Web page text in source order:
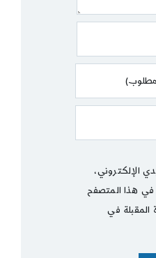
الإلكتروني،
في هذا المتصفح
المقبلة في